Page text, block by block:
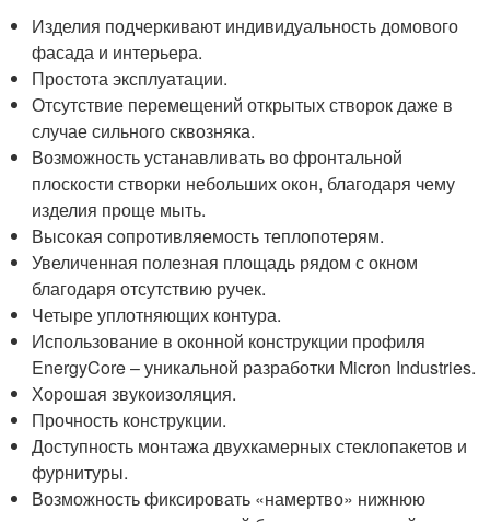
Изделия подчеркивают индивидуальность домового
фасада и интерьера.
Простота эксплуатации.
Отсутствие перемещений открытых створок даже в
случае сильного сквозняка.
Возможность устанавливать во фронтальной
плоскости створки небольших окон, благодаря чему
изделия проще мыть.
Высокая сопротивляемость теплопотерям.
Увеличенная полезная площадь рядом с окном
благодаря отсутствию ручек.
Четыре уплотняющих контура.
Использование в оконной конструкции профиля
EnergyCore – уникальной разработки Micron Industries.
Хорошая звукоизоляция.
Прочность конструкции.
Доступность монтажа двухкамерных стеклопакетов и
фурнитуры.
Возможность фиксировать «намертво» нижнюю